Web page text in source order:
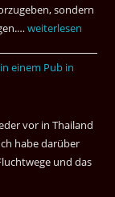
sondern
Russland
Was
können?
|
Helmut
weiterlesen
einem Pub in
vor in Thailand
habe darüber
und das